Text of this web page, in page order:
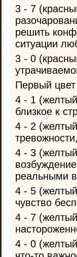
3 - 7
решить
ситуации
3 - 0
Первый
4 - 1
близкое к
4 - 2
4 - 3
реальными
4 - 5
чувство
4 - 7
4 - 0